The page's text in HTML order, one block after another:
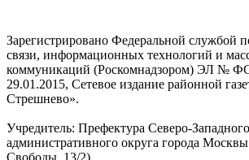
Зарегистрировано Федеральной службой
связи, информационных технологий и
коммуникаций (Роскомнадзором) ЭЛ №
29.01.2015, Сетевое издание районной
Стрешнево».
Учредитель: Префектура Северо-Западного
административного округа города
Свободы, 13/2)